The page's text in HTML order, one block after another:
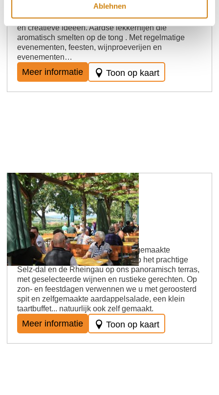
Ablehnen
genieten van een gevarieerde keuken, gekenmerkt
door verse, seizoensgebonden producten uit de regio
en creatieve ideeën. Aardse lekkernijen die
aromatisch smelten op de tong . Met regelmatige
evenementen, feesten, wijnproeverijen en
evenementen…
Meer informatie Toon op kaart
Ingelheim / Groß-Winternheim
Gutsausschank Breidscheid
Gutsschänke; Keuken: goede huisgemaakte
gerechten Geniet van het uitzicht op het prachtige
Selz-dal en de Rheingau op ons panoramisch terras,
met geselecteerde wijnen en rustieke gerechten. Op
zon- en feestdagen verwennen we u met geroosterd
spit en zelfgemaakte aardappelsalade, een klein
taartbuffet... natuurlijk ook zelf gemaakt.
Meer informatie Toon op kaart